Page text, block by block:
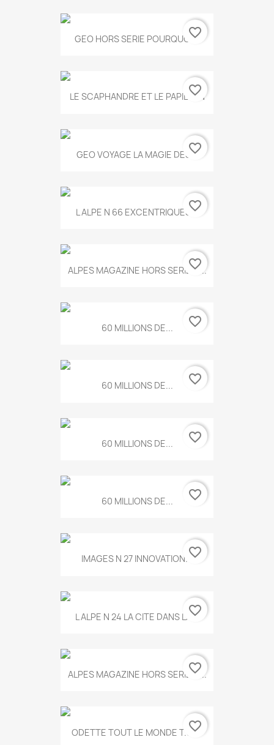
GEO HORS SERIE POURQUOI...
favorite_border
LE SCAPHANDRE ET LE PAPILLON
favorite_border
GEO VOYAGE LA MAGIE DES...
favorite_border
L ALPE N 66 EXCENTRIQUES...
favorite_border
ALPES MAGAZINE HORS SERIE N...
favorite_border
60 MILLIONS DE... favorite_border
60 MILLIONS DE... favorite_border
60 MILLIONS DE... favorite_border
60 MILLIONS DE... favorite_border
IMAGES N 27 INNOVATION...favorite_border
L ALPE N 24 LA CITE DANS LA...
favorite_border
ALPES MAGAZINE HORS SERIE N...
favorite_border
ODETTE TOUT LE MONDE T.546
favorite_border